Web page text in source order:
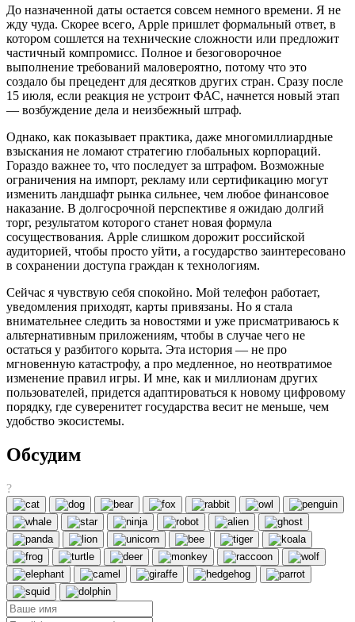
До назначенной даты остается совсем немного времени. Я не
жду чуда. Скорее всего, Apple пришлет формальный ответ, в
котором сошлется на технические сложности или предложит
частичный компромисс. Полное и безоговорочное
выполнение требований маловероятно, потому что это
создало бы прецедент для десятков других стран. Сразу после
15 июля, если реакция не устроит ФАС, начнется новый этап
— возбуждение дела и неизбежный штраф.
Однако, как показывает практика, даже многомиллиардные
взыскания не ломают стратегию глобальных корпораций.
Гораздо важнее то, что последует за штрафом. Возможные
ограничения на импорт, рекламу или сертификацию могут
изменить ландшафт рынка сильнее, чем любое финансовое
наказание. В долгосрочной перспективе я ожидаю долгий
торг, результатом которого станет новая формула
сосуществования. Apple слишком дорожит российской
аудиторией, чтобы просто уйти, а государство заинтересовано
в сохранении доступа граждан к технологиям.
Сейчас я чувствую себя спокойно. Мой телефон работает,
уведомления приходят, карты привязаны. Но я стала
внимательнее следить за новостями и уже присматриваюсь к
альтернативным приложениям, чтобы в случае чего не
остаться у разбитого корыта. Эта история — не про
мгновенную катастрофу, а про медленное, но неотвратимое
изменение правил игры. И мне, как и миллионам других
пользователей, придется адаптироваться к новому цифровому
порядку, где суверенитет государства весит не меньше, чем
удобство экосистемы.
Обсудим
?